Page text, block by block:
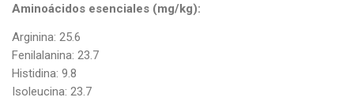
Aminoácidos esenciales (mg/kg):
Arginina: 25.6
Fenilalanina: 23.7
Histidina: 9.8
Isoleucina: 23.7